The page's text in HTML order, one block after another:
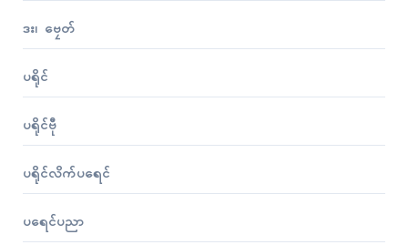
ဒး၊ ဗၠေတ်
ပရိုၚ်
ပရိုၚ်ဗီု
ပရိုၚ်လိက်ပရေၚ်
ပရေၚ်ပညာ